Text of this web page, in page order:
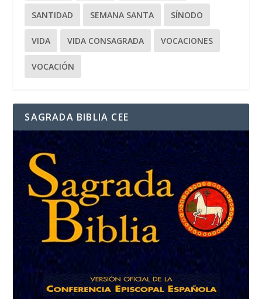
SANTIDAD SEMANA SANTA SÍNODO
VIDA VIDA CONSAGRADA VOCACIONES
VOCACIÓN
SAGRADA BIBLIA CEE